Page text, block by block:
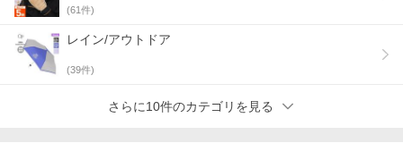
(61件)
レイン/アウトドア
(39件)
さらに10件のカテゴリを見る